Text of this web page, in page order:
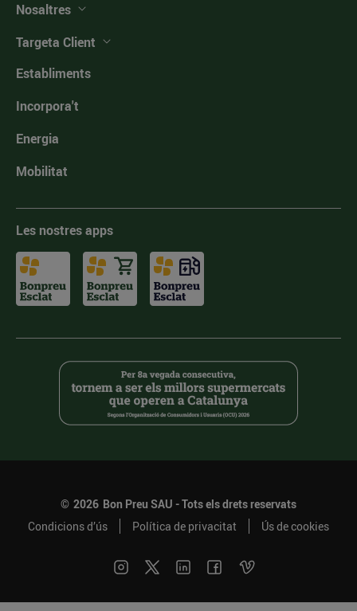
Nosaltres
Targeta Client
Establiments
Incorpora't
Energia
Mobilitat
Les nostres apps
© 2026 Bon Preu SAU - Tots els drets reservats
Condicions d’ús
Política de privacitat Ús de cookies